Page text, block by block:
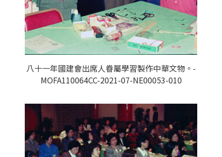
八十一年國建會出席人眷屬學習製作中華文物。-
MOFA110064CC-2021-07-NE00053-010